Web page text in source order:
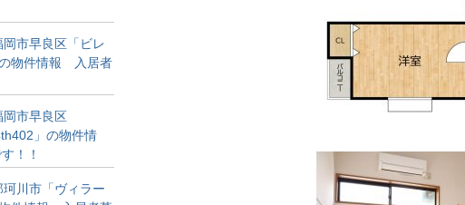
市早良区「ビレ
物件情報 入居者
市早良区
」の物件情
！！
川市「ヴィラー